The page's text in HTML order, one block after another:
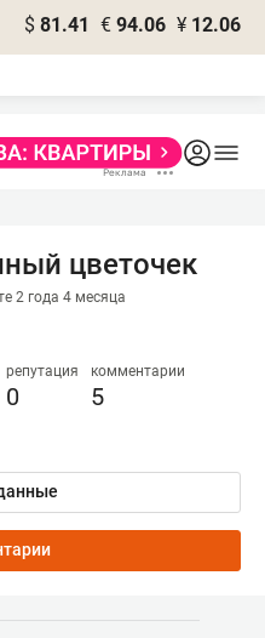
$ 81.41 € 94.06 ¥ 12.06
цветочек
2 года 4 месяца
репутация
0
комментарии
5